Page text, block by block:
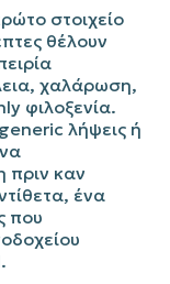
στοιχείο
θέλουν
χαλάρωση,
φιλοξενία.
λήψεις ή
πριν καν
ένα
που